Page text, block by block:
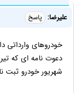
علیرضا: پاسخ
خودروهای وارداتی
دعوت نامه ای که
شهریور خودرو ثبت